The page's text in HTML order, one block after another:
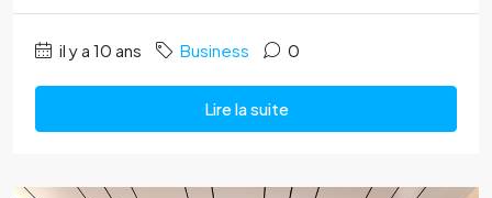
il y a 10 ans Business 0
Lire la suite